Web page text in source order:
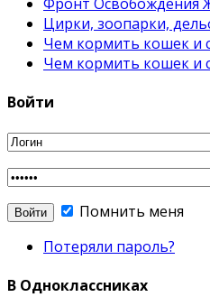
Цирки, зоопарки,
Чем кормить кошек и
Чем кормить кошек и
Войти
Помнить меня
Потеряли пароль?
В Одноклассниках